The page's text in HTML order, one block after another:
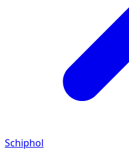
Schiphol